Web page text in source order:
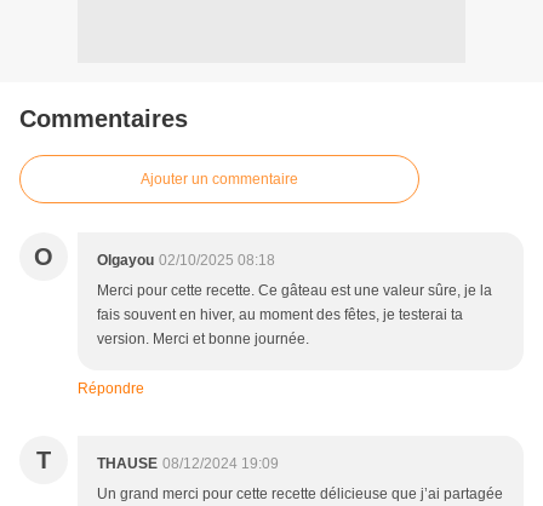
Commentaires
Ajouter un commentaire
O Olgayou 02/10/2025 08:18
Merci pour cette recette. Ce gâteau est une valeur sûre, je la
fais souvent en hiver, au moment des fêtes, je testerai ta
version. Merci et bonne journée.
Répondre
T THAUSE 08/12/2024 19:09
Un grand merci pour cette recette délicieuse que j’ai partagée